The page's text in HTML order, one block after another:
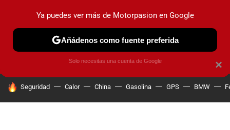
PRUEBAS COCHES ELÉCTRICOS OBSERVATORIO
HOY SE HABLA DE
Seguridad Calor China Gasolina GPS BMW
×
Ya puedes ver más de Motorpasion en Google
Añádenos como fuente preferida
Solo necesitas una cuenta de Google